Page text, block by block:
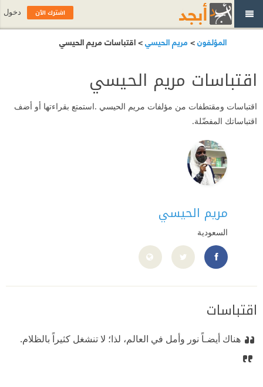
المؤلفون> مريم الحيسي> اقتباسات مريم الحيسي
اقتباسات مريم الحيسي
اقتباسات ومقتطفات من مؤلفات مريم الحيسي .استمتع بقراءتها أو أضف
اقتباساتك المفضّلة.
مريم الحيسي
السعودية
https://www.instagram.com/maria_hise5/
اقتباسات
هناك أيضـاً نور وأمل في العالم، لذا؛ لا تنشغل كثيراً بالظلام.‏
اشترك الآن دخول